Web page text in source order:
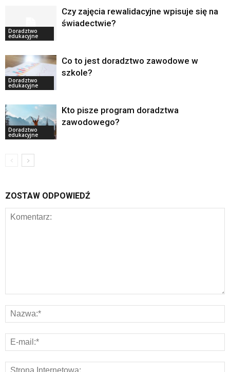
Doradztwo
edukacyjne
Czy zajęcia rewalidacyjne wpisuje się na
świadectwie?
Doradztwo
edukacyjne
Co to jest doradztwo zawodowe w
szkole?
Doradztwo
edukacyjne
Kto pisze program doradztwa
zawodowego?
ZOSTAW ODPOWIEDŹ